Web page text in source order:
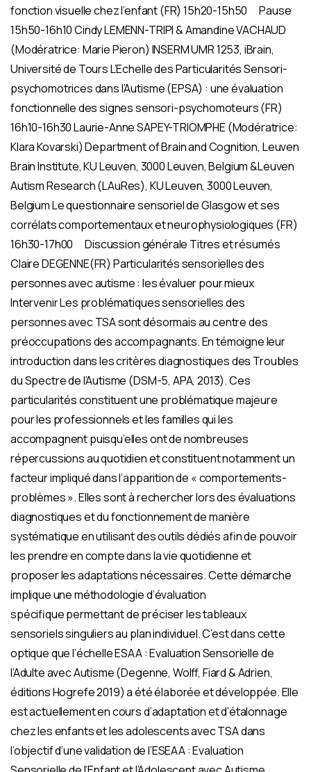
fonction visuelle chez l’enfant (FR) 15h20-15h50
Pause
15h50-16h10 Cindy LEMENN-TRIPI & Amandine VACHAUD
(Modératrice: Marie Pieron) INSERM UMR 1253, iBrain,
Université de Tours L’Echelle des Particularités Sensori-
psychomotrices dans l’Autisme (EPSA) : une évaluation
fonctionnelle des signes sensori-psychomoteurs (FR)
16h10-16h30 Laurie-Anne SAPEY-TRIOMPHE (Modératrice:
Klara Kovarski) Department of Brain and Cognition, Leuven
Brain Institute, KU Leuven, 3000 Leuven, Belgium &Leuven
Autism Research (LAuRes), KU Leuven, 3000 Leuven,
Belgium Le questionnaire sensoriel de Glasgow et ses
corrélats comportementaux et neurophysiologiques (FR)
16h30-17h00
Discussion générale Titres et résumés
Claire DEGENNE(FR) Particularités sensorielles des
personnes avec autisme : les évaluer pour mieux
Intervenir Les problématiques sensorielles des
personnes avec TSA sont désormais au centre des
préoccupations des accompagnants. En témoigne leur
introduction dans les critères diagnostiques des Troubles
du Spectre de l’Autisme (DSM-5, APA, 2013). Ces
particularités constituent une problématique majeure
pour les professionnels et les familles qui les
accompagnent puisqu’elles ont de nombreuses
répercussions au quotidien et constituent notamment un
facteur impliqué dans l’apparition de « comportements-
problèmes ». Elles sont à rechercher lors des évaluations
diagnostiques et du fonctionnement de manière
systématique en utilisant des outils dédiés afin de pouvoir
les prendre en compte dans la vie quotidienne et
proposer les adaptations nécessaires. Cette démarche
implique une méthodologie d’évaluation
spécifique permettant de préciser les tableaux
sensoriels singuliers au plan individuel. C’est dans cette
optique que l’échelle ESAA : Evaluation Sensorielle de
l’Adulte avec Autisme (Degenne, Wolff, Fiard & Adrien,
éditions Hogrefe 2019) a été élaborée et développée. Elle
est actuellement en cours d’adaptation et d’étalonnage
chez les enfants et les adolescents avec TSA dans
l’objectif d’une validation de l’ESEAA : Evaluation